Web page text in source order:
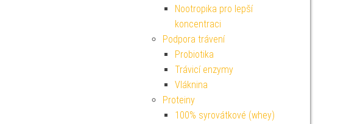
Nootropika pro lepší
koncentraci
Podpora trávení
Probiotika
Trávicí enzymy
Vláknina
Proteiny
100% syrovátkové (whey)